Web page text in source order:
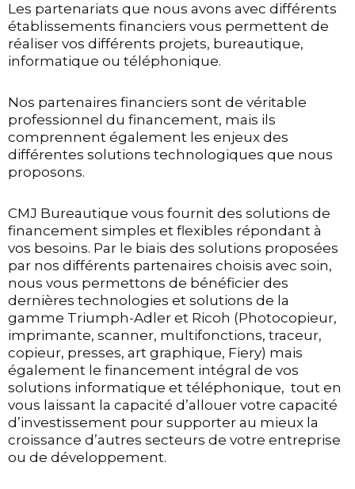
Les partenariats que nous avons avec différents
établissements financiers vous permettent de
réaliser vos différents projets, bureautique,
informatique ou téléphonique.
Nos partenaires financiers sont de véritable
professionnel du financement, mais ils
comprennent également les enjeux des
différentes solutions technologiques que nous
proposons.
CMJ Bureautique vous fournit des solutions de
financement simples et flexibles répondant à
vos besoins. Par le biais des solutions proposées
par nos différents partenaires choisis avec soin,
nous vous permettons de bénéficier des
dernières technologies et solutions de la
gamme Triumph-Adler et Ricoh (Photocopieur,
imprimante, scanner, multifonctions, traceur,
copieur, presses, art graphique, Fiery) mais
également le financement intégral de vos
solutions informatique et téléphonique, tout en
vous laissant la capacité d’allouer votre capacité
d’investissement pour supporter au mieux la
croissance d’autres secteurs de votre entreprise
ou de développement.